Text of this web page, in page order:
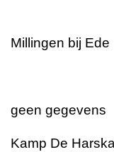
Millingen bij Ede
geen gegevens
Kamp De